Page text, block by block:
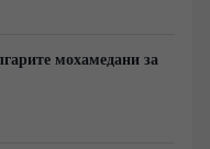
мохамедани за